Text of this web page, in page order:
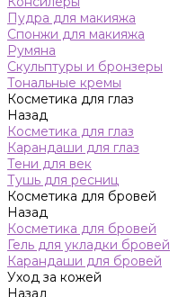
Пудра для макияжа
Спонжи для макияжа
Румяна
Скульптуры и бронзеры
Тональные кремы
Косметика для глаз
Назад
Косметика для глаз
Карандаши для глаз
Тени для век
Тушь для ресниц
Косметика для бровей
Назад
Косметика для бровей
Гель для укладки бровей
Карандаши для бровей
Уход за кожей
Назад